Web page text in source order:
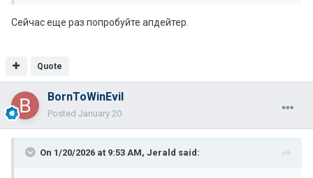
Сейчас еще раз попробуйте апдейтер.
Quote
BornToWinEvil
Posted January 20
On 1/20/2026 at 9:53 AM, Jerald said: